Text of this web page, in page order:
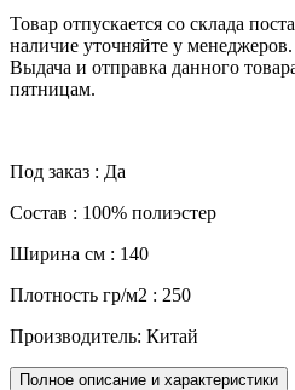
Товар отпускается со склада
наличие уточняйте у менеджеров.
Выдача и отправка данного
пятницам.
Под заказ : Да
Состав : 100% полиэстер
Ширина см : 140
Плотность гр/м2 : 250
Производитель: Китай
Полное описание и характеристики